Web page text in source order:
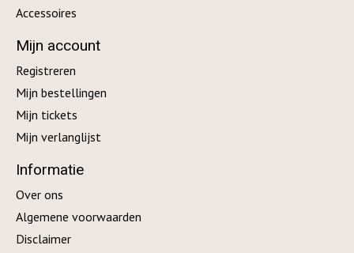
Accessoires
Mijn account
Registreren
Mijn bestellingen
Mijn tickets
Mijn verlanglijst
Informatie
Over ons
Algemene voorwaarden
Disclaimer